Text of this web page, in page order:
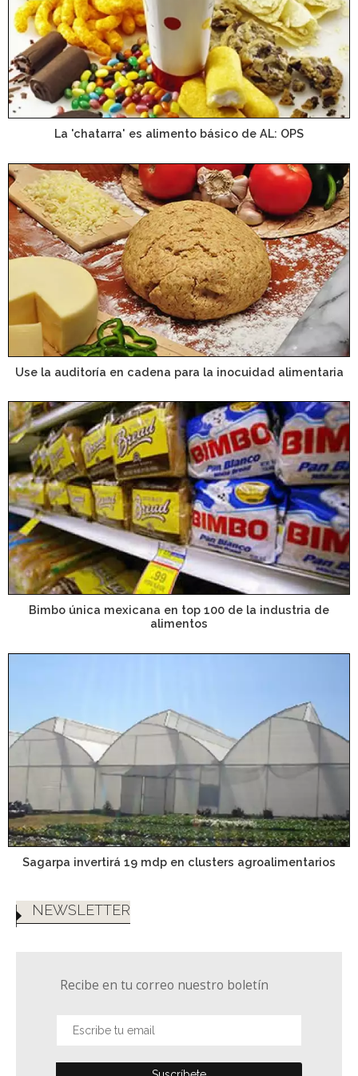
La 'chatarra' es alimento básico de AL: OPS
Use la auditoría en cadena para la inocuidad alimentaria
Bimbo única mexicana en top 100 de la industria de
alimentos
Sagarpa invertirá 19 mdp en clusters agroalimentarios
NEWSLETTER
Recibe en tu correo nuestro boletín